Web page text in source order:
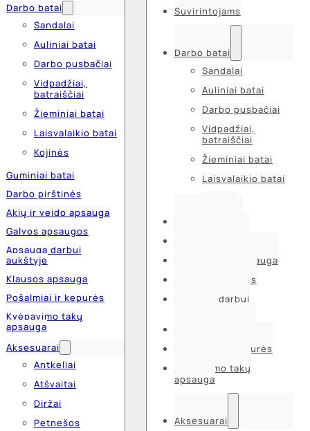
Darbo batai
Sandalai
Auliniai batai
Darbo pusbačiai
Vidpadžiai,
batraiščiai
Žieminiai batai
Laisvalaikio batai
Kojinės
Guminiai batai
Darbo pirštinės
Akių ir veido apsauga
Galvos apsaugos
Apsauga darbui
aukštyje
Klausos apsauga
Pošalmiai ir kepurės
Kvėpavimo takų
apsauga
Aksesuarai
Antkeliai
Atšvaitai
Diržai
Petnešos
Suvirintojams
Darbo batai
Sandalai
Auliniai batai
Darbo pusbačiai
Vidpadžiai,
batraiščiai
Žieminiai batai
Laisvalaikio batai
Akių ir veido apsauga
Galvos apsaugos
Apsauga darbui
Pošalmiai ir kepurės
Kvėpavimo takų
apsauga
Aksesuarai